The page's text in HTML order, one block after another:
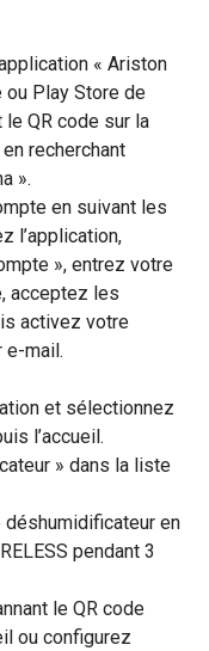
« Ariston
ou Play Store de
QR code sur la
recherchant
».
en suivant les
l’application,
», entrez votre
acceptez les
activez votre
e-mail.
et sélectionnez
l’accueil.
» dans la liste
en
pendant 3
le QR code
ou configurez